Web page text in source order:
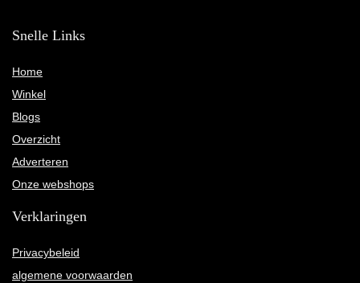
Snelle Links
Home
Winkel
Blogs
Overzicht
Adverteren
Onze webshops
Verklaringen
Privacybeleid
algemene voorwaarden